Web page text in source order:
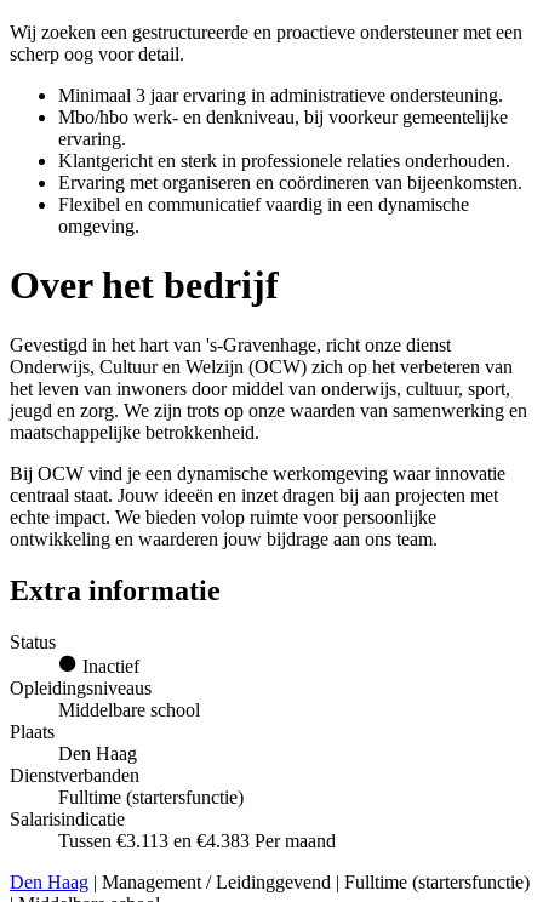
Wij zoeken een gestructureerde en proactieve ondersteuner met een
scherp oog voor detail.
Minimaal 3 jaar ervaring in administratieve ondersteuning.
Mbo/hbo werk- en denkniveau, bij voorkeur gemeentelijke
ervaring.
Klantgericht en sterk in professionele relaties onderhouden.
Ervaring met organiseren en coördineren van bijeenkomsten.
Flexibel en communicatief vaardig in een dynamische
omgeving.
Over het bedrijf
Gevestigd in het hart van 's-Gravenhage, richt onze dienst
Onderwijs, Cultuur en Welzijn (OCW) zich op het verbeteren van
het leven van inwoners door middel van onderwijs, cultuur, sport,
jeugd en zorg. We zijn trots op onze waarden van samenwerking en
maatschappelijke betrokkenheid.
Bij OCW vind je een dynamische werkomgeving waar innovatie
centraal staat. Jouw ideeën en inzet dragen bij aan projecten met
echte impact. We bieden volop ruimte voor persoonlijke
ontwikkeling en waarderen jouw bijdrage aan ons team.
Extra informatie
Status
Inactief
Opleidingsniveaus
Middelbare school
Plaats
Den Haag
Dienstverbanden
Fulltime (startersfunctie)
Salarisindicatie
Tussen €3.113 en €4.383 Per maand
Den Haag | Management / Leidinggevend | Fulltime (startersfunctie)